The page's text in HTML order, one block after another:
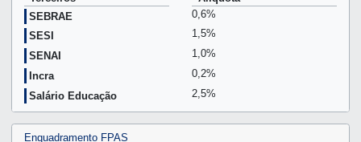
SEBRAE
0,6%
SESI
1,5%
SENAI
1,0%
Incra
0,2%
Salário Educação
2,5%
Enquadramento FPAS